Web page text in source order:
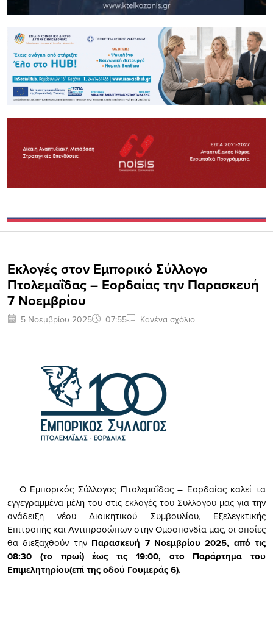
Eκλογές στον Εμπορικό Σύλλογο
Πτολεμαΐδας – Εορδαίας την Παρασκευή
7 Νοεμβρίου
5 Νοεμβρίου 2025 07:55 Κανένα σχόλιο
O Εμπορικός Σύλλογος Πτολεμαΐδας – Εορδαίας καλεί τα
εγγεγραμμένα μέλη του στις εκλογές του Συλλόγου μας για την
ανάδειξη νέου Διοικητικού Συμβουλίου, Εξελεγκτικής
Επιτροπής και Αντιπροσώπων στην Ομοσπονδία μας, οι οποίες
θα διεξαχθούν την Παρασκευή 7 Νοεμβρίου 2025, από τις
08:30 (το πρωί) έως τις 19:00, στο Παράρτημα του
Επιμελητηρίου(επί της οδού Γουμεράς 6).